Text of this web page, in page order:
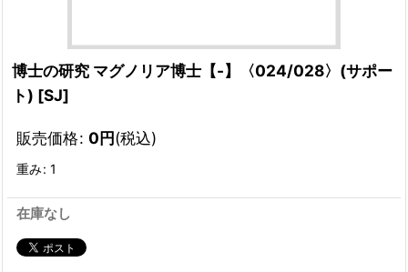
博士の研究 マグノリア博士【-】〈024/028〉(サポー
ト) [SJ]
販売価格: 0円(税込)
重み: 1
在庫なし